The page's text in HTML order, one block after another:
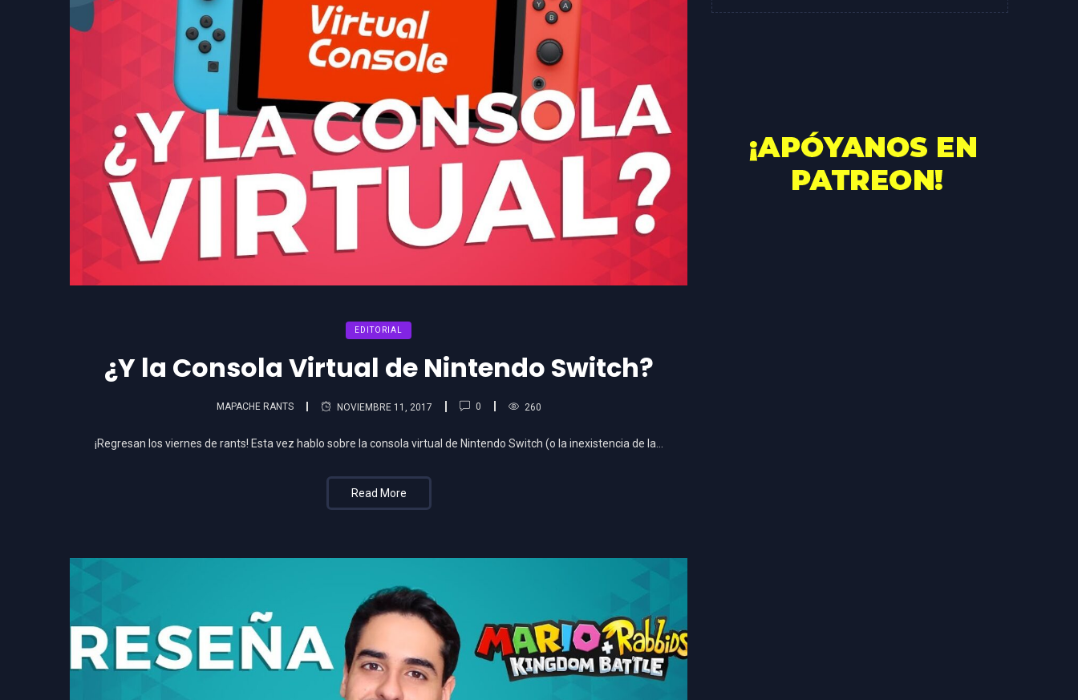
EDITORIAL
¿Y la Consola Virtual de Nintendo Switch?
MAPACHE RANTS NOVIEMBRE 11, 2017 0 260
¡Regresan los viernes de rants! Esta vez hablo sobre la consola virtual de Nintendo Switch (o la inexistencia de la…
Read More